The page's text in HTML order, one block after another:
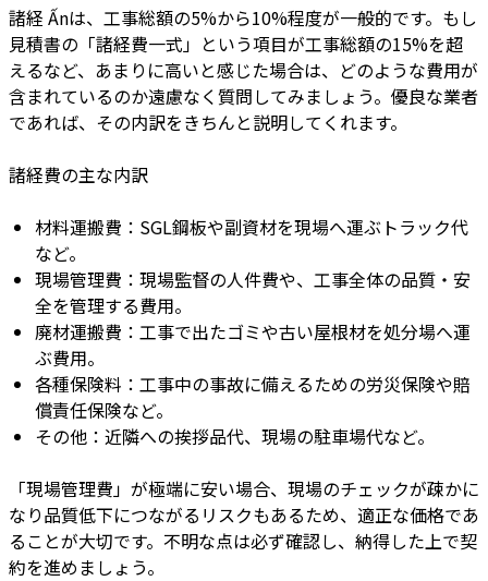
諸経 Ấnは、工事総額の5%から10%程度が一般的です。もし
見積書の「諸経費一式」という項目が工事総額の15%を超
えるなど、あまりに高いと感じた場合は、どのような費用が
含まれているのか遠慮なく質問してみましょう。優良な業者
であれば、その内訳をきちんと説明してくれます。
諸経費の主な内訳
材料運搬費：SGL鋼板や副資材を現場へ運ぶトラック代
など。
現場管理費：現場監督の人件費や、工事全体の品質・安
全を管理する費用。
廃材運搬費：工事で出たゴミや古い屋根材を処分場へ運
ぶ費用。
各種保険料：工事中の事故に備えるための労災保険や賠
償責任保険など。
その他：近隣への挨拶品代、現場の駐車場代など。
「現場管理費」が極端に安い場合、現場のチェックが疎かに
なり品質低下につながるリスクもあるため、適正な価格であ
ることが大切です。不明な点は必ず確認し、納得した上で契
約を進めましょう。